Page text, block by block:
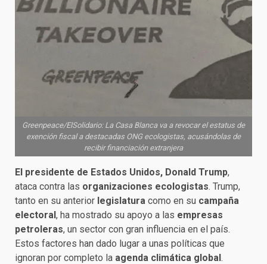
Greenpeace/ElSolidario: La Casa Blanca va a revocar el estatus de
exención fiscal a destacadas ONG ecologistas, acusándolas de
recibir financiación extranjera
El presidente de Estados Unidos, Donald Trump,
ataca contra las organizaciones ecologistas. Trump,
tanto en su anterior legislatura como en su campaña
electoral, ha mostrado su apoyo a las empresas
petroleras, un sector con gran influencia en el país.
Estos factores han dado lugar a unas políticas que
ignoran por completo la agenda climática global.